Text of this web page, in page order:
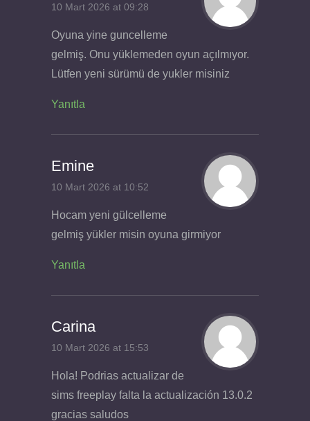
10 Mart 2026 at 09:28
Oyuna yine guncelleme
gelmiş. Onu yüklemeden oyun açılmıyor.
Lütfen yeni sürümü de yukler misiniz
Yanıtla
Emine
10 Mart 2026 at 10:52
Hocam yeni gülcelleme
gelmiş yükler misin oyuna girmiyor
Yanıtla
Carina
10 Mart 2026 at 15:53
Hola! Podrias actualizar de
sims freeplay falta la actualización 13.0.2
gracias saludos